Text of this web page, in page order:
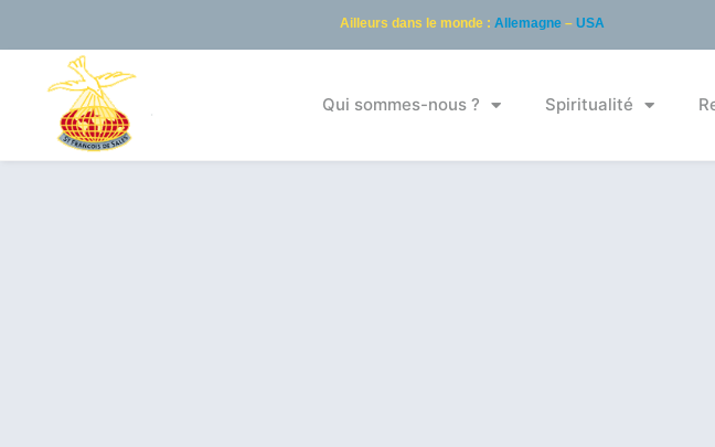
Ailleurs dans le monde : Allemagne– USA
Qui sommes-nous ? Spiritualité